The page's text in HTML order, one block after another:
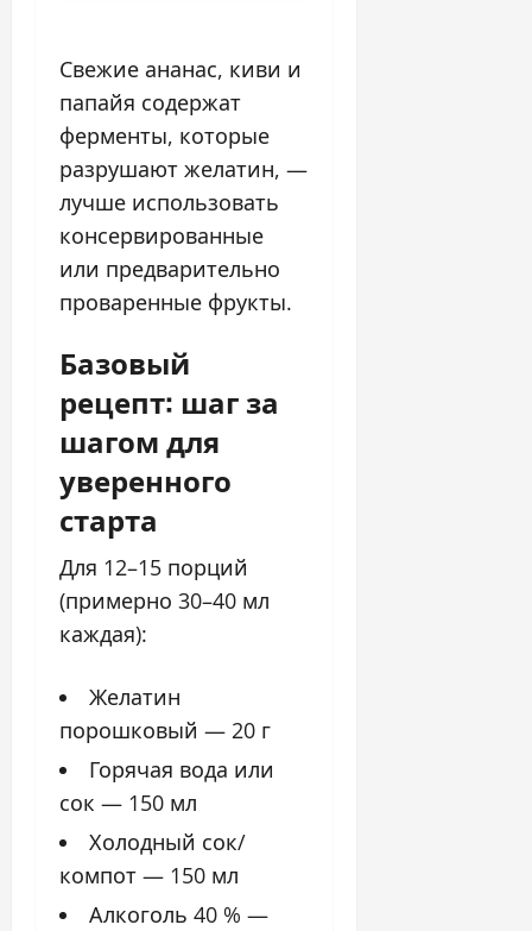
Свежие ананас, киви и
папайя содержат
ферменты, которые
разрушают желатин, —
лучше использовать
консервированные
или предварительно
проваренные фрукты.
Базовый
рецепт: шаг за
шагом для
уверенного
старта
Для 12–15 порций
(примерно 30–40 мл
каждая):
Желатин
порошковый — 20 г
Горячая вода или
сок — 150 мл
Холодный сок/
компот — 150 мл
Алкоголь 40 % —